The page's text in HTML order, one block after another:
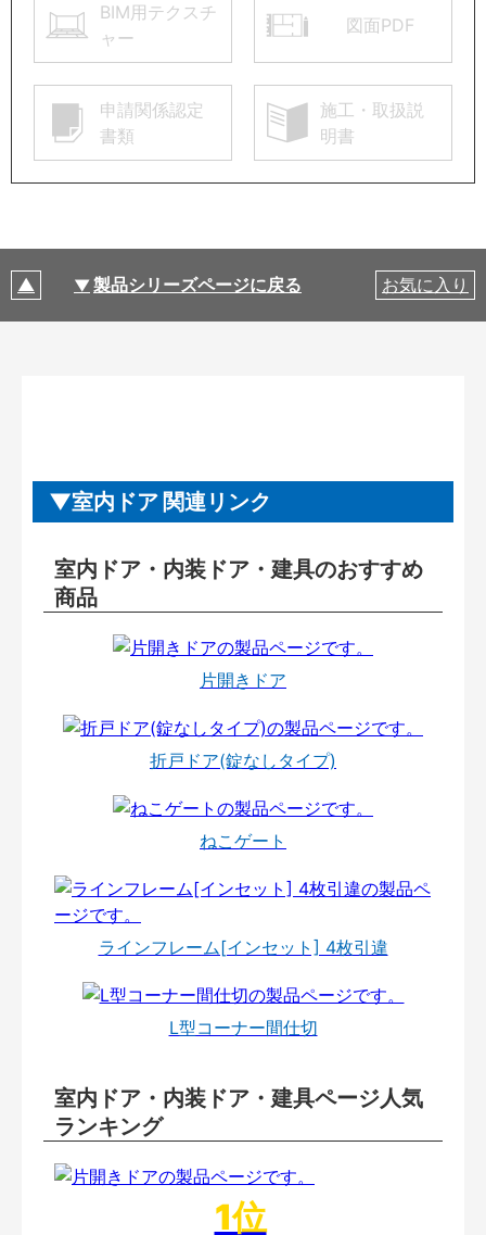
BIM用テクスチ
ャー
図面PDF
申請関係認定
書類
施工・取扱説
明書
製品シリーズページに戻る お気に入り
室内ドア 関連リンク
室内ドア・内装ドア・建具のおすすめ
商品
片開きドア
折戸ドア(錠なしタイプ)
ねこゲート
ラインフレーム[インセット] 4枚引違
L型コーナー間仕切
室内ドア・内装ドア・建具ページ人気
ランキング